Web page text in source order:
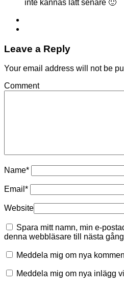
inte kännas lätt senare 🙂
Leave a Reply
Your email address will not be
Comment
Name*
Email *
Website
Spara mitt namn, min e-
denna webbläsare till nästa
Meddela mig om nya
Meddela mig om nya inlägg